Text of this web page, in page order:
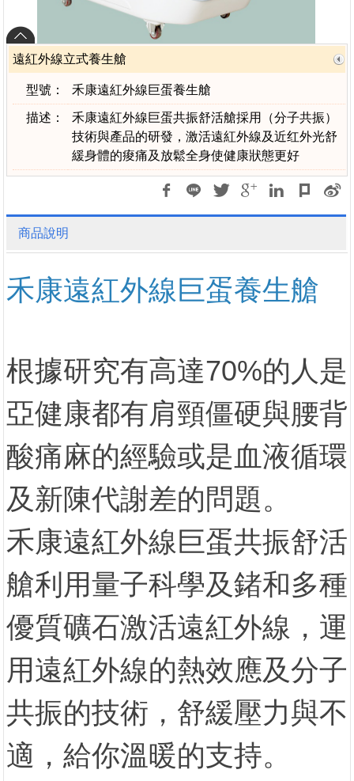
遠紅外線立式養生艙
型號： 禾康遠紅外線巨蛋養生艙
描述：
禾康遠紅外線巨蛋共振舒活艙採用（分子共振）
技術與產品的研發，激活遠紅外線及近红外光舒
緩身體的痠痛及放鬆全身使健康狀態更好
商品說明
禾康遠紅外線巨蛋養生艙
根據研究有高達70%的人是
亞健康都有肩頸僵硬與腰背
酸痛麻的經驗或是血液循環
及新陳代謝差的問題。
禾康遠紅外線巨蛋共振舒活
艙利用量子科學及鍺和多種
優質礦石激活遠紅外線，運
用遠紅外線的熱效應及分子
共振的技術，舒緩壓力與不
適，給你溫暖的支持。